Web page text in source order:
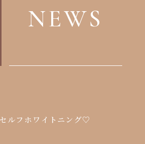
NEWS
ルフホワイトニング♡